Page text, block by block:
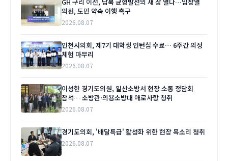
의원, 도민 약속 이행 촉구
2026.08.07
인천시의회, 제7기 대학생 인턴십 수료… 6주간 의정
체험 마무리
2026.08.07
이성한 경기도의원, 일산소방서 현장 소통 정담회
참석… 소방관·의용소방대 애로사항 청취
2026.08.07
경기도의회, '배달특급' 활성화 위한 현장 목소리 청취
2026.08.07